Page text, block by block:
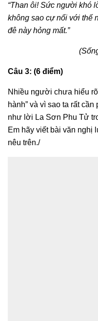
“Than ôi! Sức người khó
không sao cự nổi với thế
đê này hỏng mất.”
Câu 3: (6 điểm)
Nhiều người chưa hiểu
hành” và vì sao ta rất cần
như lời La Sơn Phu Tử
Em hãy viết bài văn nghị
nêu trên./